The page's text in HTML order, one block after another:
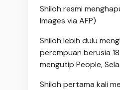
Shiloh resmi
Images via AFP)
Shiloh lebih dulu
perempuan berusia
mengutip People,
Shiloh pertama kali